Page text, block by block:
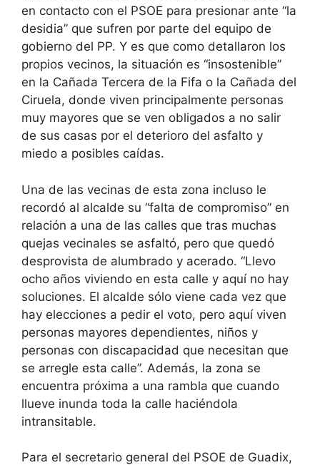
en contacto con el PSOE para presionar ante “la
desidia” que sufren por parte del equipo de
gobierno del PP. Y es que como detallaron los
propios vecinos, la situación es “insostenible”
en la Cañada Tercera de la Fifa o la Cañada del
Ciruela, donde viven principalmente personas
muy mayores que se ven obligados a no salir
de sus casas por el deterioro del asfalto y
miedo a posibles caídas.
Una de las vecinas de esta zona incluso le
recordó al alcalde su “falta de compromiso” en
relación a una de las calles que tras muchas
quejas vecinales se asfaltó, pero que quedó
desprovista de alumbrado y acerado. “Llevo
ocho años viviendo en esta calle y aquí no hay
soluciones. El alcalde sólo viene cada vez que
hay elecciones a pedir el voto, pero aquí viven
personas mayores dependientes, niños y
personas con discapacidad que necesitan que
se arregle esta calle”. Además, la zona se
encuentra próxima a una rambla que cuando
llueve inunda toda la calle haciéndola
intransitable.
Para el secretario general del PSOE de Guadix,